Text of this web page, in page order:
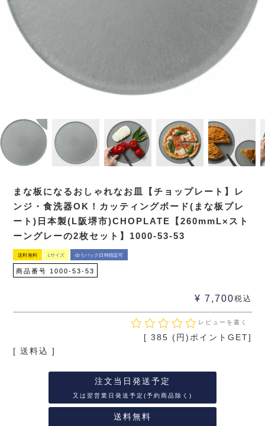
まな板になるおしゃれなお皿【チョップレート】レ
ンジ・食洗器OK！カッティングボード(まな板プレ
ート)日本製(L阪堺市)CHOPLATE【260mmL×スト
ーングレーの2枚セット】1000-53-53
送料無料 Lサイズ ゆうパック日時指定可
商品番号 1000-53-53
¥ 7,700税込
レビューを書く
[ 385 (円)ポイントGET]
送料込
注文当日発送予定
又は翌営業日発送予定(予約商品除く)
送料無料